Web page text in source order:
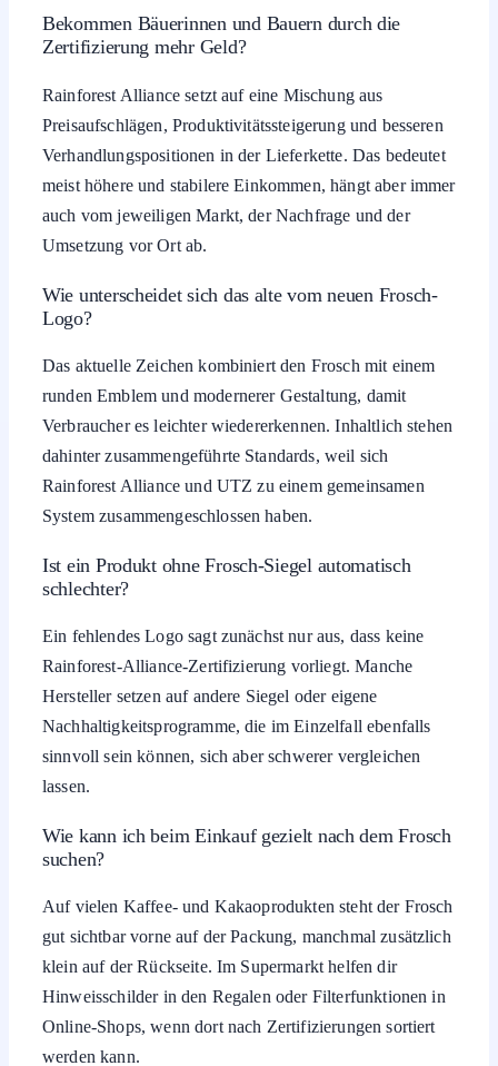
Bekommen Bäuerinnen und Bauern durch die
Zertifizierung mehr Geld?
Rainforest Alliance setzt auf eine Mischung aus
Preisaufschlägen, Produktivitätssteigerung und besseren
Verhandlungspositionen in der Lieferkette. Das bedeutet
meist höhere und stabilere Einkommen, hängt aber immer
auch vom jeweiligen Markt, der Nachfrage und der
Umsetzung vor Ort ab.
Wie unterscheidet sich das alte vom neuen Frosch-
Logo?
Das aktuelle Zeichen kombiniert den Frosch mit einem
runden Emblem und modernerer Gestaltung, damit
Verbraucher es leichter wiedererkennen. Inhaltlich stehen
dahinter zusammengeführte Standards, weil sich
Rainforest Alliance und UTZ zu einem gemeinsamen
System zusammengeschlossen haben.
Ist ein Produkt ohne Frosch-Siegel automatisch
schlechter?
Ein fehlendes Logo sagt zunächst nur aus, dass keine
Rainforest-Alliance-Zertifizierung vorliegt. Manche
Hersteller setzen auf andere Siegel oder eigene
Nachhaltigkeitsprogramme, die im Einzelfall ebenfalls
sinnvoll sein können, sich aber schwerer vergleichen
lassen.
Wie kann ich beim Einkauf gezielt nach dem Frosch
suchen?
Auf vielen Kaffee- und Kakaoprodukten steht der Frosch
gut sichtbar vorne auf der Packung, manchmal zusätzlich
klein auf der Rückseite. Im Supermarkt helfen dir
Hinweisschilder in den Regalen oder Filterfunktionen in
Online-Shops, wenn dort nach Zertifizierungen sortiert
werden kann.